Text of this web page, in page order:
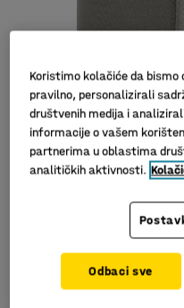
Praktična fotelja
Koristimo kolačiće da
pravilno, personalizirali
društvenih medija i
informacije o vašem
partnerima u oblastima
analitičkih aktivnosti.
Odbaci sve